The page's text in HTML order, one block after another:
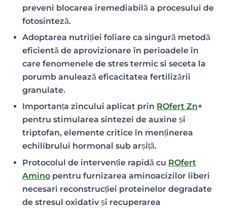
preveni blocarea iremediabilă a procesului de
fotosinteză.
Adoptarea nutriției foliare ca singură metodă
eficientă de aprovizionare în perioadele în
care fenomenele de stres termic si seceta la
porumb anulează eficacitatea fertilizării
granulate.
Importanța zincului aplicat prin ROfert Zn+
pentru stimularea sintezei de auxine și
triptofan, elemente critice în menținerea
echilibrului hormonal sub arșiță.
Protocolul de intervenție rapidă cu ROfert
Amino pentru furnizarea aminoacizilor liberi
necesari reconstrucției proteinelor degradate
de stresul oxidativ și recuperarea